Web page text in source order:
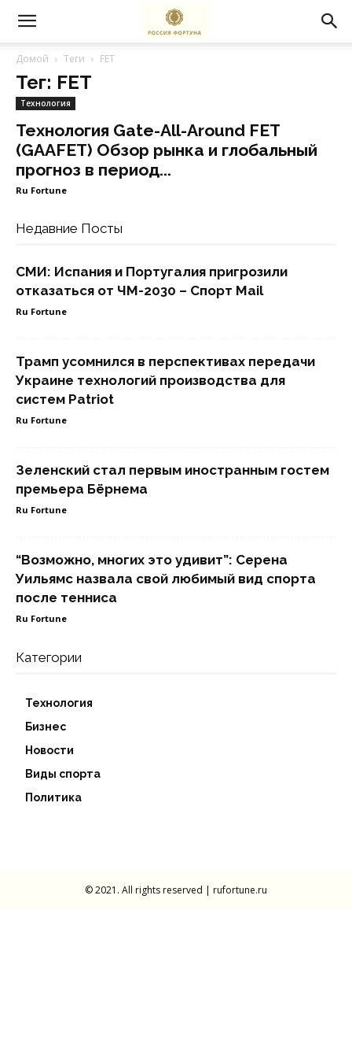
Домой Теги FET
Тег: FET
Технология
Технология Gate-All-Around FET
(GAAFET) Обзор рынка и глобальный
прогноз в период...
Ru Fortune
Недавние Посты
СМИ: Испания и Португалия пригрозили
отказаться от ЧМ-2030 – Спорт Mail
Ru Fortune
Трамп усомнился в перспективах передачи
Украине технологий производства для
систем Patriot
Ru Fortune
Зеленский стал первым иностранным гостем
премьера Бёрнема
Ru Fortune
“Возможно, многих это удивит”: Серена
Уильямс назвала свой любимый вид спорта
после тенниса
Ru Fortune
Категории
Технология
Бизнес
Новости
Виды спорта
Политика
© 2021. All rights reserved | rufortune.ru